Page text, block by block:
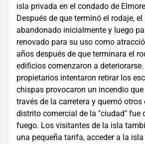
isla privada en el condado de
Después de que terminó el rodaje,
abandonado inicialmente y luego
renovado para su uso como atracción
años después de que terminara el
edificios comenzaron a
propietarios intentaron retirar los
chispas provocaron un incendio que
través de la carretera y quemó otros
distrito comercial de la "ciudad" fue
fuego. Los visitantes de la isla
una pequeña tarifa, acceder a la